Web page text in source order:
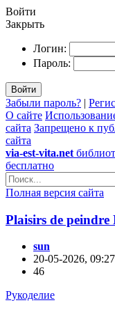
Войти
Закрыть
Логин:
Пароль:
Войти
Забыли пароль? |
О сайте
сайта Запрещено к
сайта
via-est-vita.net
бесплатно
Полная версия сайта
Plaisirs de
sun
20-05-2026, 09:27
46
Рукоделие